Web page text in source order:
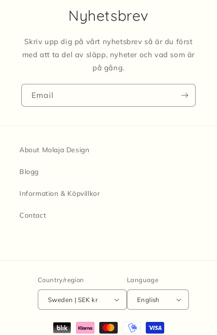
Nyhetsbrev
Skriv upp dig på vårt nyhetsbrev så är du först
med att ta del av släpp, nyheter och vad som är
på gång.
Email
About Molaja Design
Blogg
Information & Köpvillkor
Contact
Country/region
Sweden | SEK kr
Language
English
Payment